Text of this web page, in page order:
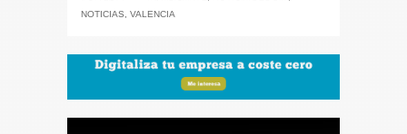
NOTICIAS, VALENCIA